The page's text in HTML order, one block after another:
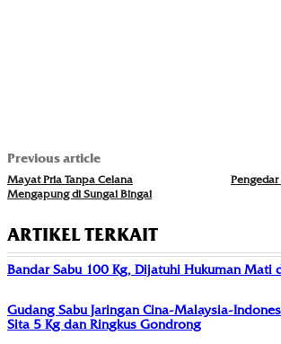
Previous article
Mayat Pria Tanpa Celana
Mengapung di Sungai Bingai
Pengedar
ARTIKEL TERKAIT
Bandar Sabu 100 Kg, Dijatuhi Hukuman Mati
Gudang Sabu Jaringan Cina-Malaysia-
Sita 5 Kg dan Ringkus Gondrong